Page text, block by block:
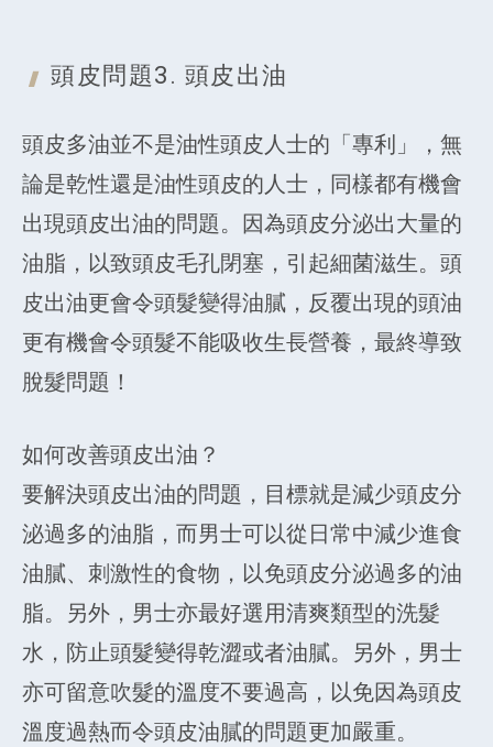
頭皮問題3. 頭皮出油
頭皮多油並不是油性頭皮人士的「專利」，無
論是乾性還是油性頭皮的人士，同樣都有機會
出現頭皮出油的問題。因為頭皮分泌出大量的
油脂，以致頭皮毛孔閉塞，引起細菌滋生。頭
皮出油更會令頭髮變得油膩，反覆出現的頭油
更有機會令頭髮不能吸收生長營養，最終導致
脫髮問題！
如何改善頭皮出油？
要解決頭皮出油的問題，目標就是減少頭皮分
泌過多的油脂，而男士可以從日常中減少進食
油膩、刺激性的食物，以免頭皮分泌過多的油
脂。另外，男士亦最好選用清爽類型的洗髮
水，防止頭髮變得乾澀或者油膩。另外，男士
亦可留意吹髮的溫度不要過高，以免因為頭皮
溫度過熱而令頭皮油膩的問題更加嚴重。